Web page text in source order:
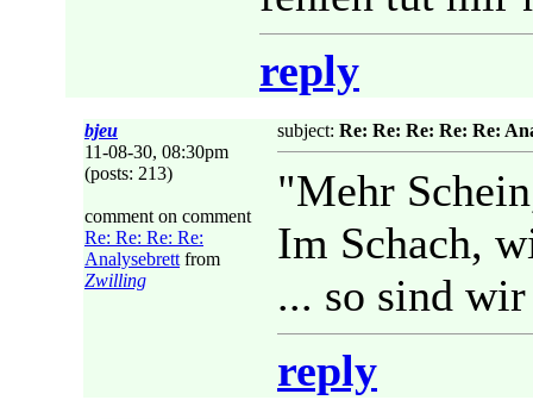
reply
bjeu
11-08-30, 08:30pm
(posts: 213)
comment on comment
Re: Re: Re: Re:
Analysebrett from
Zwilling
subject: Re: Re: Re: Re: Re:
"Mehr
Im Schach,
... so sind
reply